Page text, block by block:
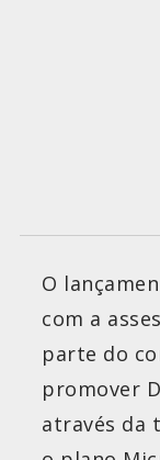
O
com a
parte do
promover
através da